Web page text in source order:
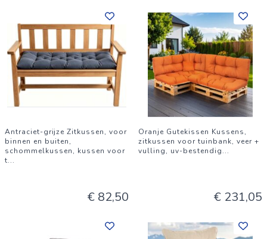
Antraciet-grijze Zitkussen, voor
binnen en buiten,
schommelkussen, kussen voor
t...
€ 82,50
Oranje Gutekissen Kussens,
zitkussen voor tuinbank, veer +
vulling, uv-bestendig...
€ 231,05